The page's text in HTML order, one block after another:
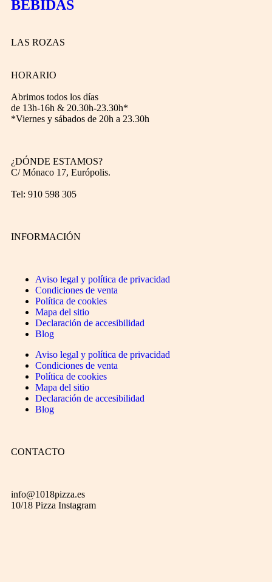
BEBIDAS
LAS ROZAS
HORARIO
Abrimos todos los días
de 13h-16h & 20.30h-23.30h*
*Viernes y sábados de 20h a 23.30h
¿DÓNDE ESTAMOS?
C/ Mónaco 17, Európolis.
Tel: 910 598 305
INFORMACIÓN
Aviso legal y política de privacidad
Condiciones de venta
Política de cookies
Mapa del sitio
Declaración de accesibilidad
Blog
Aviso legal y política de privacidad
Condiciones de venta
Política de cookies
Mapa del sitio
Declaración de accesibilidad
Blog
CONTACTO
info@1018pizza.es
10/18 Pizza Instagram